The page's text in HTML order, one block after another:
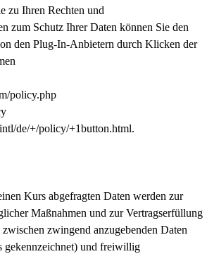
zu Ihren Rechten und
zum Schutz Ihrer Daten können Sie den
den Plug-In-Anbietern durch Klicken der
policy.php
de/+/policy/+1button.html.
Kurs abgefragten Daten werden zur
Maßnahmen und zur Vertragserfüllung
zwingend anzugebenden Daten
gekennzeichnet) und freiwillig